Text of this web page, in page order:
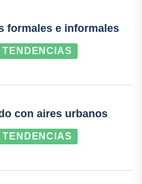
formales e informales
TENDENCIAS
con aires urbanos
TENDENCIAS